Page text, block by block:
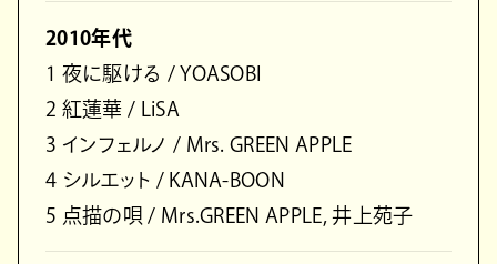
2010年代
1 夜に駆ける / YOASOBI
2 紅蓮華 / LiSA
3 インフェルノ / Mrs. GREEN APPLE
4 シルエット / KANA-BOON
5 点描の唄 / Mrs.GREEN APPLE, 井上苑子